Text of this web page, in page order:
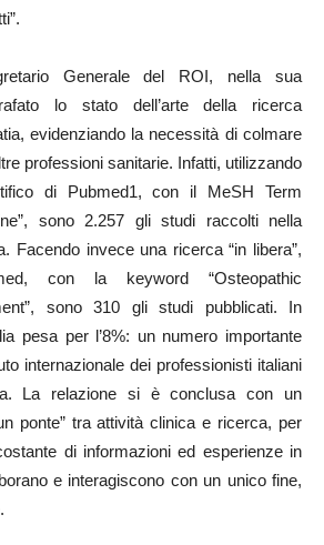
Generale del ROI, nella sua
lo stato dell’arte della ricerca
evidenziando la necessità di colmare
professioni sanitarie. Infatti, utilizzando
di Pubmed1, con il MeSH Term
sono 2.257 gli studi raccolti nella
Facendo invece una ricerca “in libera”,
con la keyword “Osteopathic
sono 310 gli studi pubblicati. In
pesa per l’8%: un numero importante
internazionale dei professionisti italiani
La relazione si è conclusa con un
ponte” tra attività clinica e ricerca, per
di informazioni ed esperienze in
e interagiscono con un unico fine,